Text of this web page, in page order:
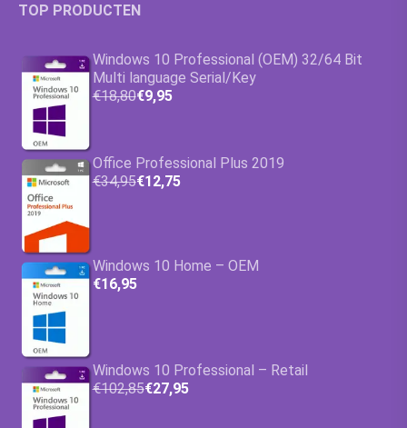
TOP PRODUCTEN
Windows 10 Professional (OEM) 32/64 Bit
Multi language Serial/Key
€18,80€9,95
Office Professional Plus 2019
€34,95€12,75
Windows 10 Home – OEM
€16,95
Windows 10 Professional – Retail
€102,85€27,95